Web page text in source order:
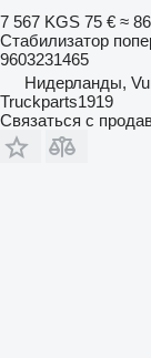
7 567 KGS 75 € ≈
Стабилизатор
9603231465
Нидерланды,
Truckparts1919
Связаться с